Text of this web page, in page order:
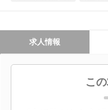
求人情報
こ